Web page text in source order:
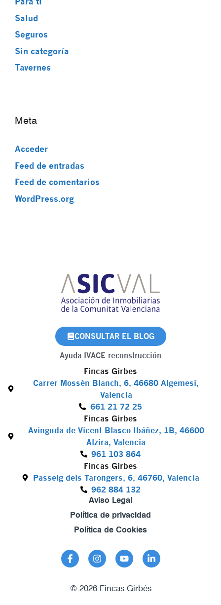
Salud
Seguros
Sin categoría
Tavernes
Meta
Acceder
Feed de entradas
Feed de comentarios
WordPress.org
CONSULTAR EL BLOG
Ayuda IVACE reconstrucción
Fincas Girbes
Carrer Mossèn Blanch, 6, 46680 Algemesí,
Valencia
661 21 72 25
Fincas Girbes
Avinguda de Vicent Blasco Ibáñez, 1B, 46600
Alzira, Valencia
961 103 864
Fincas Girbes
Passeig dels Tarongers, 6, 46760, Valencia
962 884 132
Aviso Legal
Política de privacidad
Política de Cookies
© 2026 Fincas Girbés